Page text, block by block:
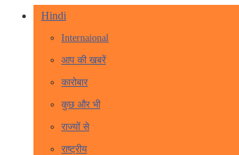
Hindi
Internaional
आप की खबरें
कारोबार
कुछ और भी
राज्यों से
राष्ट्रीय